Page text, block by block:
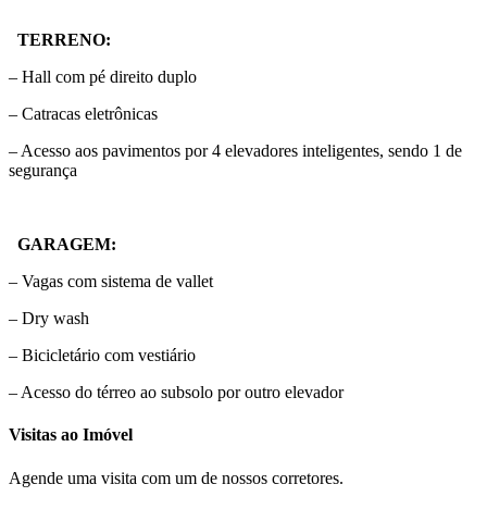
TERRENO:
– Hall com pé direito duplo
– Catracas eletrônicas
– Acesso aos pavimentos por 4 elevadores inteligentes, sendo 1 de
segurança
GARAGEM:
– Vagas com sistema de vallet
– Dry wash
– Bicicletário com vestiário
– Acesso do térreo ao subsolo por outro elevador
Visitas ao Imóvel
Agende uma visita com um de nossos corretores.